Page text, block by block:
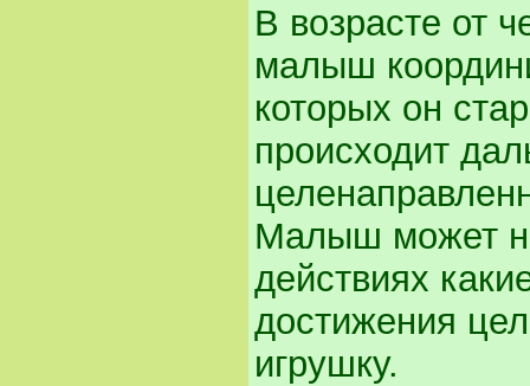
В возрасте от
малыш
которых он
происходит
Малыш может
действиях
достижения
игрушку.